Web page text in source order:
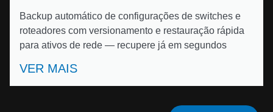
Backup automático de configurações de switches e
roteadores com versionamento e restauração rápida
para ativos de rede — recupere já em segundos
VER MAIS